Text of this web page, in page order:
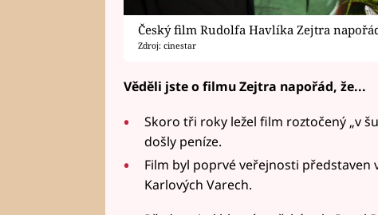
Český film Rudolfa Havlíka Zejtra
Zdroj: cinestar
Věděli jste o filmu Zejtra napořád, že...
Skoro tři roky ležel film roztočený „v
došly peníze.
Film byl poprvé veřejnosti představen
Karlových Varech.